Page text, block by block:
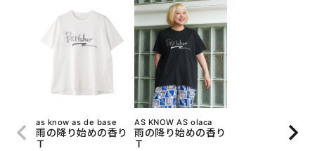
as know as de base
雨の降り始めの香り
Ｔ
AS KNOW AS olaca
雨の降り始めの香り
Ｔ